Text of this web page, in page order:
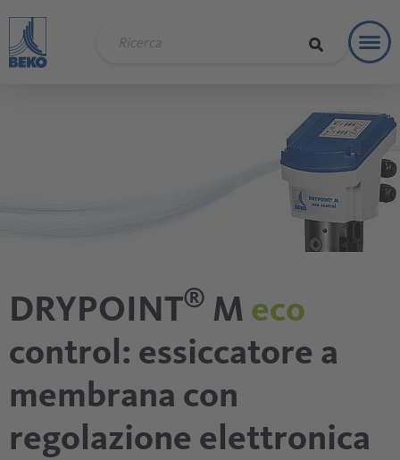
DRYPOINT® M eco
control: essiccatore a
membrana con
regolazione elettronica